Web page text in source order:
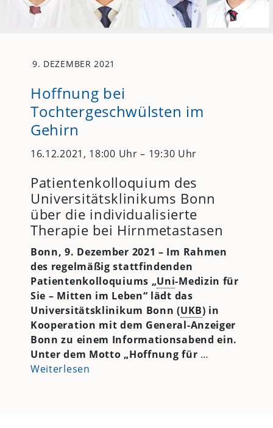
9. DEZEMBER 2021
Hoffnung bei
Tochtergeschwülsten im
Gehirn
16.12.2021, 18:00 Uhr – 19:30 Uhr
Patientenkolloquium des
Universitätsklinikums Bonn
über die individualisierte
Therapie bei Hirnmetastasen
Bonn, 9. Dezember 2021 – Im Rahmen
des regelmäßig stattfindenden
Patientenkolloquiums „Uni-Medizin für
Sie – Mitten im Leben“ lädt das
Universitätsklinikum Bonn (UKB) in
Kooperation mit dem General-Anzeiger
Bonn zu einem Informationsabend ein.
Unter dem Motto „Hoffnung für …
Weiterlesen